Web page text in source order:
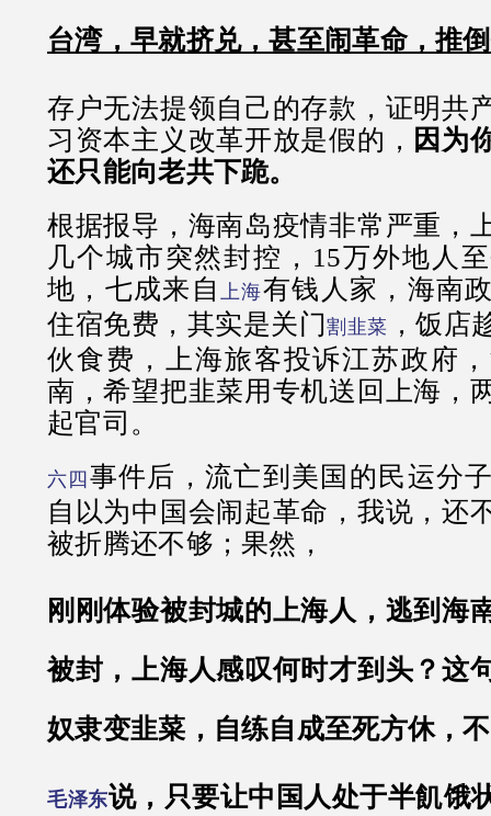
台湾，早就挤兑，甚至闹革命，推
存户无法提领自己的存款，证明共
习资本主义改革开放是假的， 因为
还只能向老共下跪。
根据报导，海南岛疫情非常严重，
几个城市突然封控，15万外地人
地，七成来自 上海有钱人家，海南
住宿免费，其实是关门割韭菜
，饭店
伙食费，上海旅客投诉江苏政府
南，希望把韭菜用专机送回上海，
起官司。
六四 事件后，流亡到美国的民运分
自以为中国会闹起革命，我说，还
被折腾还不够；果然，
刚刚体验被封城的上海人，逃到海
被封，上海人感叹何时才到头？这
奴隶变韭菜，自练自成至死方休，
毛泽东说，只要让中国人处于半飢饿